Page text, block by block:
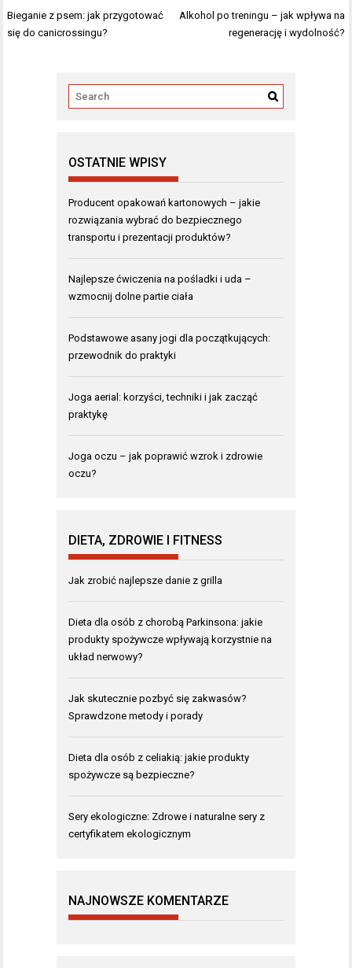
Nawigacja
wpisu
Bieganie z psem: jak przygotować
się do canicrossingu?
Alkohol po treningu – jak wpływa na
regenerację i wydolność?
OSTATNIE WPISY
Producent opakowań kartonowych – jakie
rozwiązania wybrać do bezpiecznego
transportu i prezentacji produktów?
Najlepsze ćwiczenia na pośladki i uda –
wzmocnij dolne partie ciała
Podstawowe asany jogi dla początkujących:
przewodnik do praktyki
Joga aerial: korzyści, techniki i jak zacząć
praktykę
Joga oczu – jak poprawić wzrok i zdrowie
oczu?
DIETA, ZDROWIE I FITNESS
Jak zrobić najlepsze danie z grilla
Dieta dla osób z chorobą Parkinsona: jakie
produkty spożywcze wpływają korzystnie na
układ nerwowy?
Jak skutecznie pozbyć się zakwasów?
Sprawdzone metody i porady
Dieta dla osób z celiakią: jakie produkty
spożywcze są bezpieczne?
Sery ekologiczne: Zdrowe i naturalne sery z
certyfikatem ekologicznym
NAJNOWSZE KOMENTARZE